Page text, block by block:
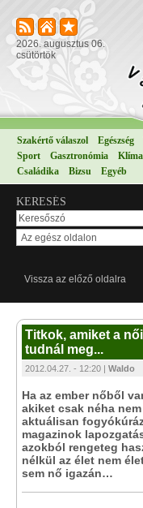
2026. augusztus 06.
csütörtök
Szakértő válaszol Egészség
Sport
Gasztronómia Klíma
Családika
Bizsu Egyéb
KERESÉS
Vissza az előző oldalra
Titkok, amiket a
tudnál meg...
2012.04.27. - 12:20 | Waldo
Ha az ember nőből
akiket csak néha
aktuálisan
magazinok
azokból rengeteg
nélkül az élet nem
sem nő igazán…